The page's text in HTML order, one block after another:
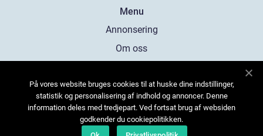
Menu
Annonsering
Om oss
Kontakta oss
Sitemap
På vores website bruges cookies til at huske dine indstillinger,
statistik og personalisering af indhold og annoncer. Denne
information deles med tredjepart. Ved fortsat brug af websiden
godkender du cookiepolitikken.